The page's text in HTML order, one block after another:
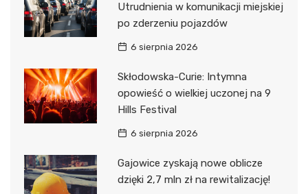
Utrudnienia w komunikacji miejskiej
po zderzeniu pojazdów
6 sierpnia 2026
Skłodowska-Curie: Intymna
opowieść o wielkiej uczonej na 9
Hills Festival
6 sierpnia 2026
Gajowice zyskają nowe oblicze
dzięki 2,7 mln zł na rewitalizację!